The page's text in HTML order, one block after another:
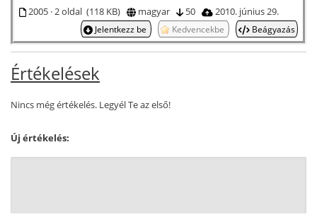
2005 · 2 oldal (118 KB) magyar 50 2010. június 29.
Jelentkezz be Kedvencekbe Beágyazás
Értékelések
Nincs még értékelés. Legyél Te az első!
Új értékelés: